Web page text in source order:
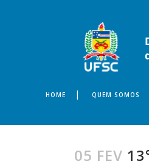
HOME QUEM SOMOS
05 FEV